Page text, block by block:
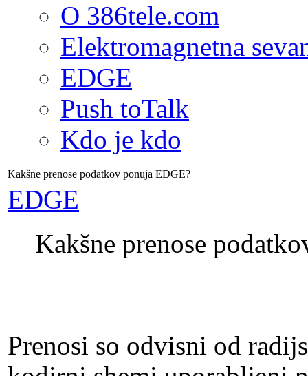
O 386tele.com
Elektromagnetna
EDGE
Push toTalk
Kdo je kdo
Kakšne prenose podatkov ponuja EDGE?
EDGE
Kakšne prenose
Prenosi so odvisni od